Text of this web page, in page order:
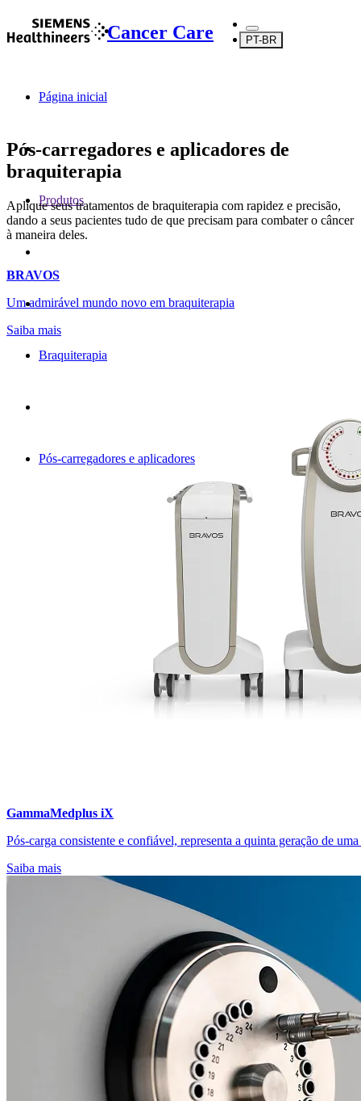
Cancer Care PT-BR
Página inicial
Produtos
Braquiterapia
Pós-carregadores e aplicadores
Pós-carregadores e aplicadores de
braquiterapia
Aplique seus tratamentos de braquiterapia com rapidez e precisão,
dando a seus pacientes tudo de que precisam para combater o câncer
à maneira deles.
BRAVOS
Um admirável mundo novo em braquiterapia
Saiba mais
GammaMedplus iX
Pós-carga consistente e confiável, representa a quinta geração de
Saiba mais